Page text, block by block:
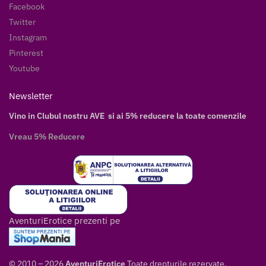
Facebook
Twitter
Instagram
Pinterest
Youtube
Newsletter
Vino in Clubul nostru AVE si ai 5% reducere la toate comenzile
Vreau 5% Reducere
AventuriErotice prezenti pe
© 2010 – 2026AventuriEroticeToate drepturile rezervate.